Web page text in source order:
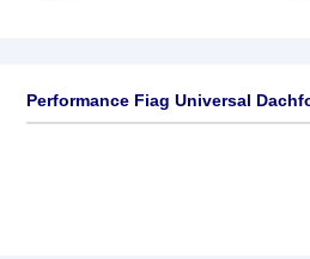
Performance Fiag Universal